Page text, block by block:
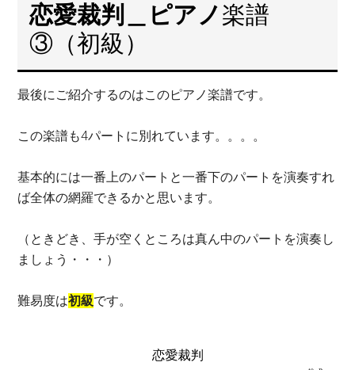
恋愛裁判 ＿ピアノ楽譜
③（初級）
最後にご紹介するのはこのピアノ楽譜です。
この楽譜も4パートに別れています。。。。
基本的には一番上のパートと一番下のパートを演奏すれ
ば全体の網羅できるかと思います。
（ときどき、手が空くところは真ん中のパートを演奏し
ましょう・・・）
難易度は初級です。